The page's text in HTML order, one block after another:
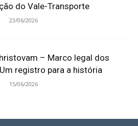
do Vale-Transporte
23/06/2026
– Marco legal dos
registro para a história
15/06/2026